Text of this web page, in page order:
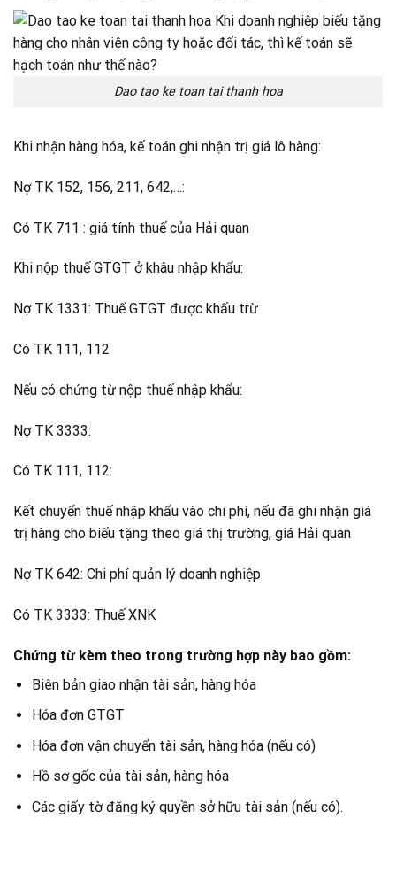
Dao tao ke toan tai thanh hoa
Khi nhận hàng hóa, kế toán ghi nhận trị giá lô hàng:
Nợ TK 152, 156, 211, 642,…:
Có TK 711 : giá tính thuế của Hải quan
Khi nộp thuế GTGT ở khâu nhập khẩu:
Nợ TK 1331: Thuế GTGT được khấu trừ
Có TK 111, 112
Nếu có chứng từ nộp thuế nhập khẩu:
Nợ TK 3333:
Có TK 111, 112:
Kết chuyển thuế nhập khẩu vào chi phí, nếu đã ghi nhận giá
trị hàng cho biếu tặng theo giá thị trường, giá Hải quan
Nợ TK 642: Chi phí quản lý doanh nghiệp
Có TK 3333: Thuế XNK
Chứng từ kèm theo trong trường hợp này bao gồm:
Biên bản giao nhận tài sản, hàng hóa
Hóa đơn GTGT
Hóa đơn vận chuyển tài sản, hàng hóa (nếu có)
Hồ sơ gốc của tài sản, hàng hóa
Các giấy tờ đăng ký quyền sở hữu tài sản (nếu có).